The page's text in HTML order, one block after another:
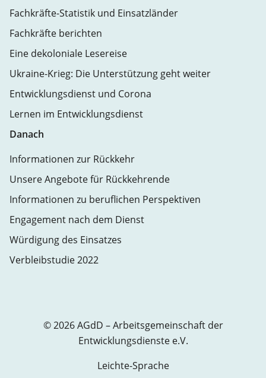
Fachkräfte-Statistik und Einsatzländer
Fachkräfte berichten
Eine dekoloniale Lesereise
Ukraine-Krieg: Die Unterstützung geht weiter
Entwicklungsdienst und Corona
Lernen im Entwicklungsdienst
Danach
Informationen zur Rückkehr
Unsere Angebote für Rückkehrende
Informationen zu beruflichen Perspektiven
Engagement nach dem Dienst
Würdigung des Einsatzes
Verbleibstudie 2022
© 2026 AGdD – Arbeitsgemeinschaft der
Entwicklungsdienste e.V.
Leichte-Sprache